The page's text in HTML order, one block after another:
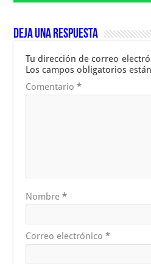
Deja una respuesta
Tu dirección de correo
Los campos obligatorios
Comentario*
Nombre*
Correo electrónico*